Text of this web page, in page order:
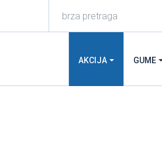
AKCIJA GUME